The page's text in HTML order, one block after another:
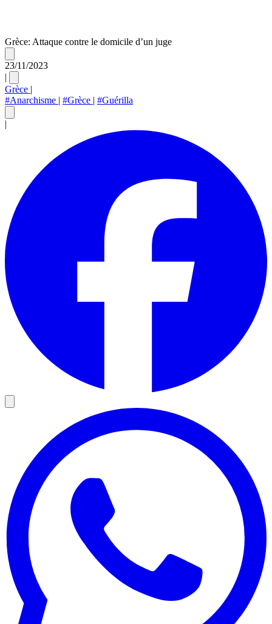
Grèce: Attaque contre le domicile d’un juge
23/11/2023
|
Grèce |
#Anarchisme | #Grèce | #Guérilla
|